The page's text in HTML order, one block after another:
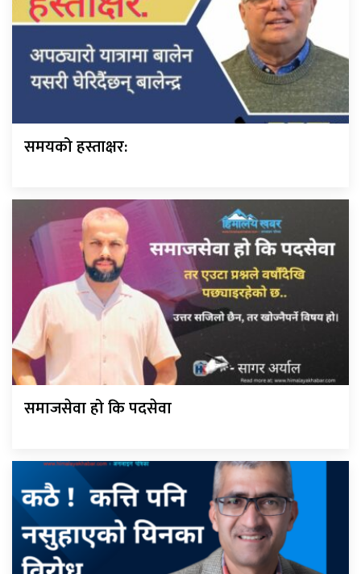
समयको हस्ताक्षर:
समाजसेवा हो कि पदसेवा